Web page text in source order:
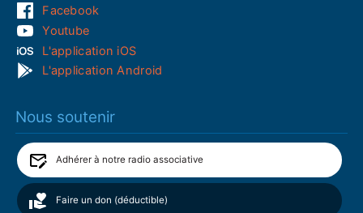
Facebook
Youtube
L'application iOS
L'application Android
Nous soutenir
Adhérer à notre radio associative
Faire un don (déductible)